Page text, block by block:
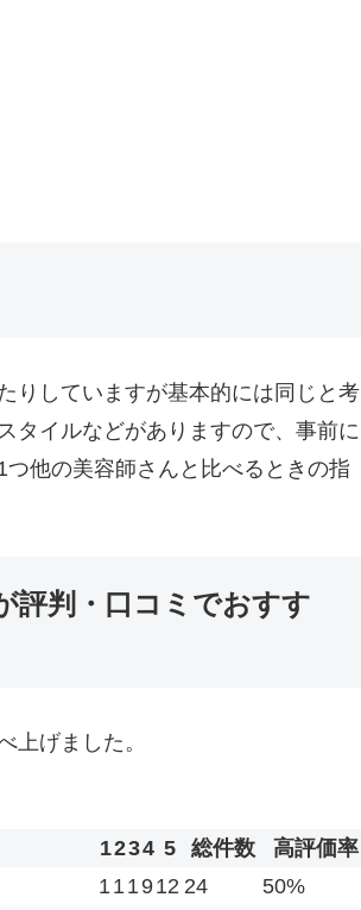
りしていますが基本的には同じと考
タイルなどがありますので、事前に
他の美容師さんと比べるときの指
評判・口コミでおすす
上げました。
1234 5 総件数
高評価率
1 1 1912 24
50%